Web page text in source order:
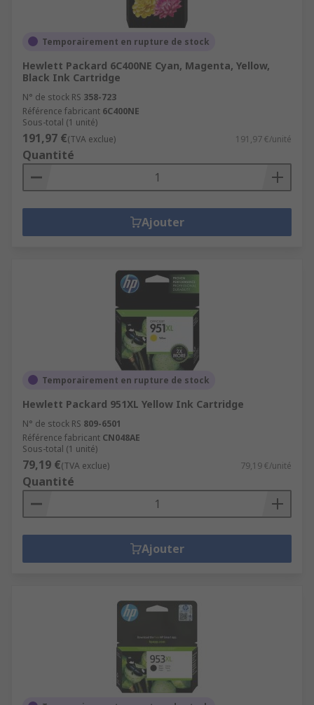
Temporairement en rupture de stock
Hewlett Packard 6C400NE Cyan, Magenta, Yellow,
Black Ink Cartridge
N° de stock RS 358-723
Référence fabricant 6C400NE
Sous-total (1 unité)
191,97 €(TVA exclue) 191,97 €/unité
Quantité
Ajouter
Temporairement en rupture de stock
Hewlett Packard 951XL Yellow Ink Cartridge
N° de stock RS 809-6501
Référence fabricant CN048AE
Sous-total (1 unité)
79,19 €(TVA exclue) 79,19 €/unité
Quantité
Ajouter